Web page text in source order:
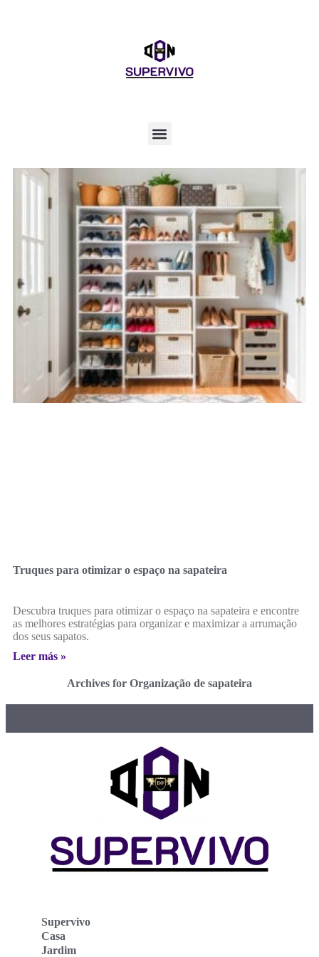
Truques para otimizar o espaço na sapateira
Descubra truques para otimizar o espaço na sapateira e encontre
as melhores estratégias para organizar e maximizar a arrumação
dos seus sapatos.
Leer más »
Archives for Organização de sapateira
Supervivo
Casa
Jardim